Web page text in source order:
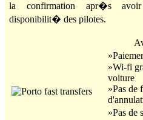
la confirmation apr�s
disponibilit� des pilotes.
»Wi-fi
voiture
»Pas de
»Pas de